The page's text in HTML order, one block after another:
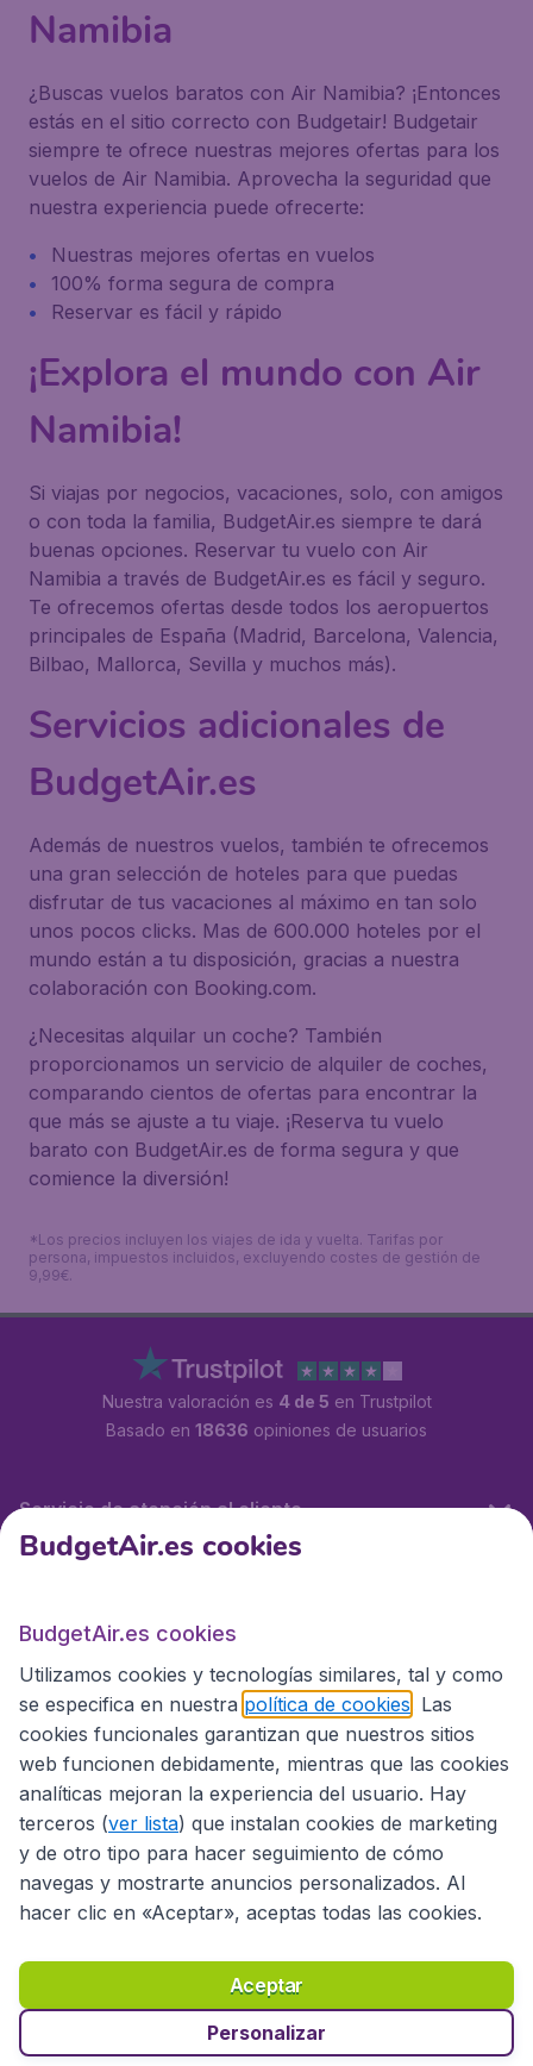
Namibia
¿Buscas vuelos baratos con Air Namibia? ¡Entonces
estás en el sitio correcto con Budgetair! Budgetair
siempre te ofrece nuestras mejores ofertas para los
vuelos de Air Namibia. Aprovecha la seguridad que
nuestra experiencia puede ofrecerte:
Nuestras mejores ofertas en vuelos
100% forma segura de compra
Reservar es fácil y rápido
¡Explora el mundo con Air
Namibia!
Si viajas por negocios, vacaciones, solo, con amigos
o con toda la familia, BudgetAir.es siempre te dará
buenas opciones. Reservar tu vuelo con Air
Namibia a través de BudgetAir.es es fácil y seguro.
Te ofrecemos ofertas desde todos los aeropuertos
principales de España (Madrid, Barcelona, Valencia,
Bilbao, Mallorca, Sevilla y muchos más).
Servicios adicionales de
BudgetAir.es
Además de nuestros vuelos, también te ofrecemos
una gran selección de hoteles para que puedas
disfrutar de tus vacaciones al máximo en tan solo
unos pocos clicks. Mas de 600.000 hoteles por el
mundo están a tu disposición, gracias a nuestra
colaboración con Booking.com.
¿Necesitas alquilar un coche? También
proporcionamos un servicio de alquiler de coches,
comparando cientos de ofertas para encontrar la
que más se ajuste a tu viaje. ¡Reserva tu vuelo
barato con BudgetAir.es de forma segura y que
comience la diversión!
*Los precios incluyen los viajes de ida y vuelta. Tarifas por
persona, impuestos incluidos, excluyendo costes de gestión de
9,99€.
Nuestra valoración es 4 de 5 en Trustpilot
Basado en 18636 opiniones de usuarios
Servicio de atención al cliente
Sitios internacionales
Privacidad
Copyright © 2026
BudgetAir.es cookies
BudgetAir.es cookies
Utilizamos cookies y tecnologías similares, tal y como
se especifica en nuestra política de cookies . Las
cookies funcionales garantizan que nuestros sitios
web funcionen debidamente, mientras que las cookies
analíticas mejoran la experiencia del usuario. Hay
terceros (ver lista) que instalan cookies de marketing
y de otro tipo para hacer seguimiento de cómo
navegas y mostrarte anuncios personalizados. Al
hacer clic en «Aceptar», aceptas todas las cookies.
Aceptar
Personalizar